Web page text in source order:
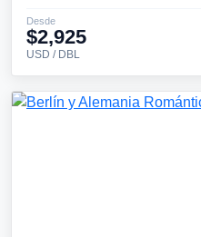
Desde
$2,925
USD / DBL